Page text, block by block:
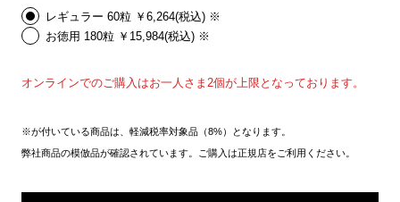
レギュラー 60粒 ￥6,264(税込) ※
お徳用 180粒 ￥15,984(税込) ※
オンラインでのご購入はお一人さま2個が上限となっております。
※が付いている商品は、軽減税率対象品（8%）となります。
弊社商品の模倣品が確認されています。ご購入は正規店をご利用ください。